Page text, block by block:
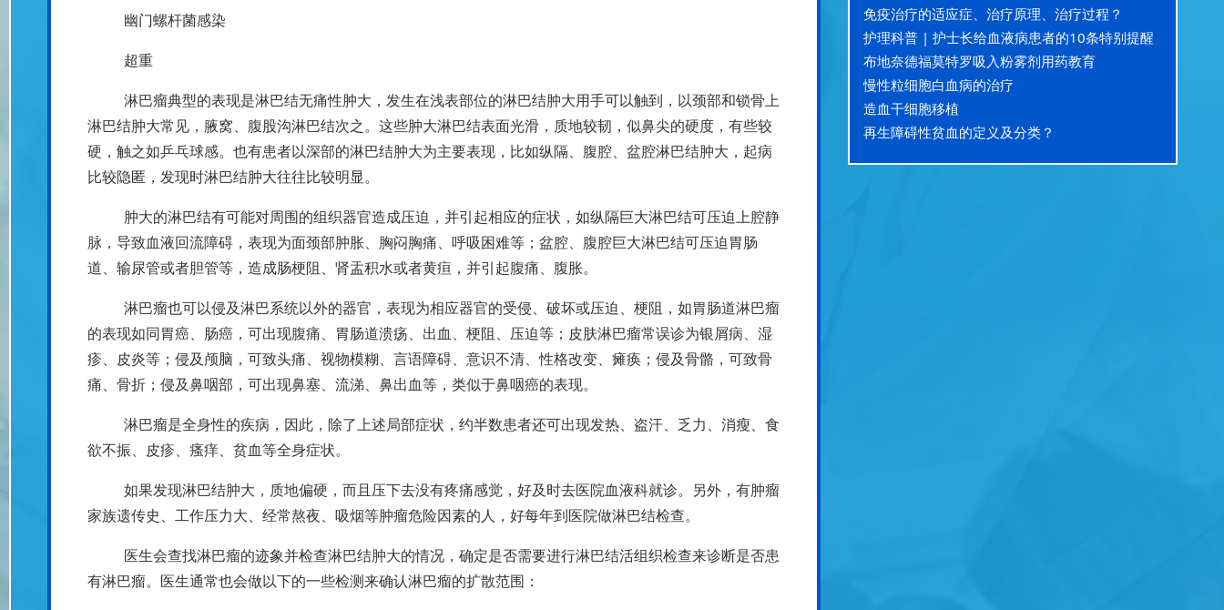
幽门螺杆菌感染
超重
淋巴瘤典型的表现是淋巴结无痛性肿大，发生在浅表部位的淋巴结肿大用手可以触到，以颈部和锁骨上
淋巴结肿大常见，腋窝、腹股沟淋巴结次之。这些肿大淋巴结表面光滑，质地较韧，似鼻尖的硬度，有些较
硬，触之如乒乓球感。也有患者以深部的淋巴结肿大为主要表现，比如纵隔、腹腔、盆腔淋巴结肿大，起病
比较隐匿，发现时淋巴结肿大往往比较明显。
肿大的淋巴结有可能对周围的组织器官造成压迫，并引起相应的症状，如纵隔巨大淋巴结可压迫上腔静
脉，导致血液回流障碍，表现为面颈部肿胀、胸闷胸痛、呼吸困难等；盆腔、腹腔巨大淋巴结可压迫胃肠
道、输尿管或者胆管等，造成肠梗阻、肾盂积水或者黄疸，并引起腹痛、腹胀。
淋巴瘤也可以侵及淋巴系统以外的器官，表现为相应器官的受侵、破坏或压迫、梗阻，如胃肠道淋巴瘤
的表现如同胃癌、肠癌，可出现腹痛、胃肠道溃疡、出血、梗阻、压迫等；皮肤淋巴瘤常误诊为银屑病、湿
疹、皮炎等；侵及颅脑，可致头痛、视物模糊、言语障碍、意识不清、性格改变、瘫痪；侵及骨骼，可致骨
痛、骨折；侵及鼻咽部，可出现鼻塞、流涕、鼻出血等，类似于鼻咽癌的表现。
淋巴瘤是全身性的疾病，因此，除了上述局部症状，约半数患者还可出现发热、盗汗、乏力、消瘦、食
欲不振、皮疹、瘙痒、贫血等全身症状。
如果发现淋巴结肿大，质地偏硬，而且压下去没有疼痛感觉，好及时去医院血液科就诊。另外，有肿瘤
家族遗传史、工作压力大、经常熬夜、吸烟等肿瘤危险因素的人，好每年到医院做淋巴结检查。
医生会查找淋巴瘤的迹象并检查淋巴结肿大的情况，确定是否需要进行淋巴结活组织检查来诊断是否患
有淋巴瘤。医生通常也会做以下的一些检测来确认淋巴瘤的扩散范围：
免疫治疗的适应症、治疗原理、治疗过程？
护理科普 | 护士长给血液病患者的10条特别提醒
布地奈德福莫特罗吸入粉雾剂用药教育
慢性粒细胞白血病的治疗
造血干细胞移植
再生障碍性贫血的定义及分类？